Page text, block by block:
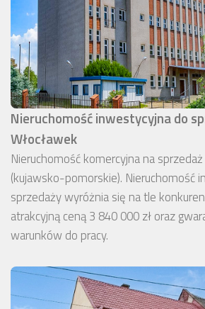
Nieruchomość inwestycyjna do
Włocławek
Nieruchomość komercyjna na
(kujawsko-pomorskie). Nieruchomość
sprzedaży wyróżnia się na tle
atrakcyjną ceną 3 840 000 zł oraz
warunków do pracy.